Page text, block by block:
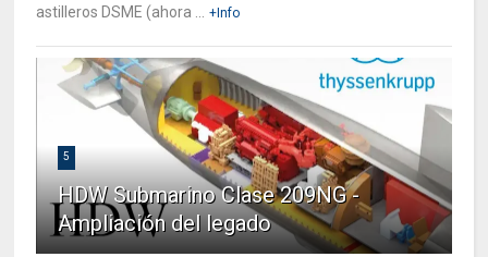
astilleros DSME (ahora ...
+Info
5
HDW Submarino Clase 209NG -
Ampliación del legado